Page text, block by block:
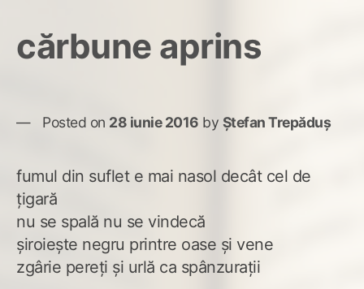
cărbune aprins
Posted on 28 iunie 2016 by Ștefan Trepăduș
fumul din suflet e mai nasol decât cel de
țigară
nu se spală nu se vindecă
șiroiește negru printre oase și vene
zgârie pereți și urlă ca spânzurații